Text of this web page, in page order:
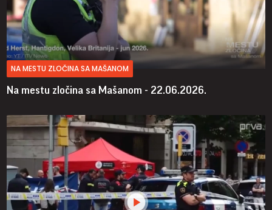
NA MESTU ZLOČINA SA MAŠANOM
Na mestu zločina sa Mašanom - 22.06.2026.